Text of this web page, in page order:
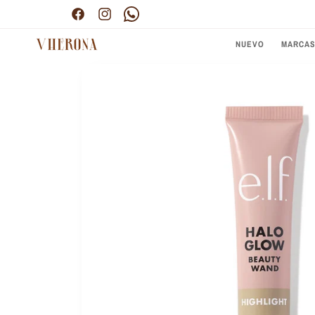
FacebookInstagramPinterest
Envío gratis por compras superiores a $300.000
NUEVO MARCAS